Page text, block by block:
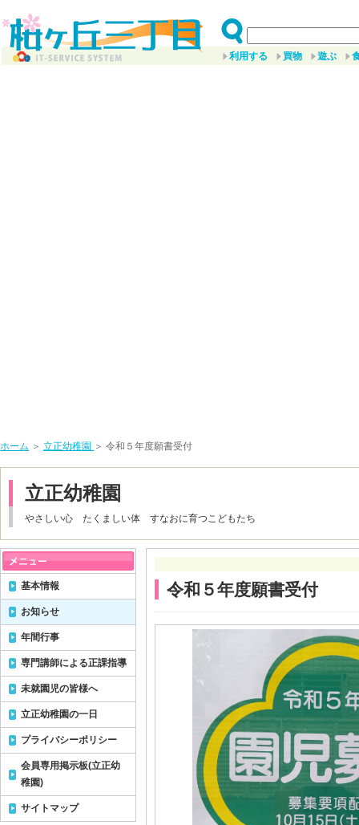
利用する 買物 遊ぶ
ホーム ＞ 立正幼稚園 ＞ 令和５年度願書受付
立正幼稚園
やさしい心 たくましい体 すなおに育つこどもたち
令和５年度願書受付
基本情報
お知らせ
年間行事
専門講師による正課指導
未就園児の皆様へ
立正幼稚園の一日
プライバシーポリシー
会員専用掲示板(立正幼
稚園)
サイトマップ